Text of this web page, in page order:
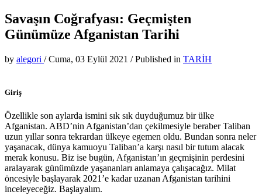
Savaşın Coğrafyası: Geçmişten
Günümüze Afganistan Tarihi
by alegori /Cuma, 03 Eylül 2021 /Published in TARİH
Giriş
Özellikle son aylarda ismini sık sık duyduğumuz bir ülke
Afganistan. ABD’nin Afganistan’dan çekilmesiyle beraber Taliban
uzun yıllar sonra tekrardan ülkeye egemen oldu. Bundan sonra neler
yaşanacak, dünya kamuoyu Taliban’a karşı nasıl bir tutum alacak
merak konusu. Biz ise bugün, Afganistan’ın geçmişinin perdesini
aralayarak günümüzde yaşananları anlamaya çalışacağız. Milat
öncesiyle başlayarak 2021’e kadar uzanan Afganistan tarihini
inceleyeceğiz. Başlayalım.